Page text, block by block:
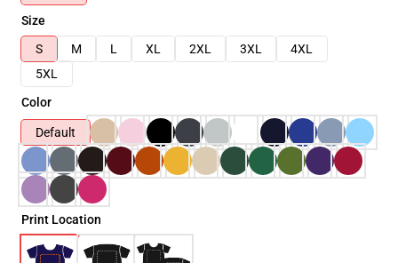
Size
S
M L XL 2XL 3XL
4XL
5XL
Color
Default
Print Location